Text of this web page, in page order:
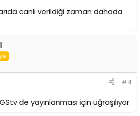
canlı verildiği zaman dahada
#4
de yayınlanması için uğraşılıyor.